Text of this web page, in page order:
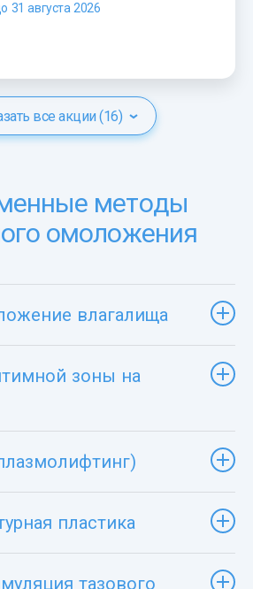
31 августа 2026
все акции (16)
методы
омоложения
влагалища
зоны на
пластика
тазового